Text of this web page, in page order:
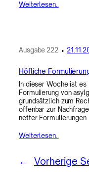
Weiterlesen..
Ausgabe 222•
Höfliche
In dieser Woche ist
Formulierung von
grundsätzlich zum
offenbar zur
netter Formulierungen
Weiterlesen..
← Vorherige